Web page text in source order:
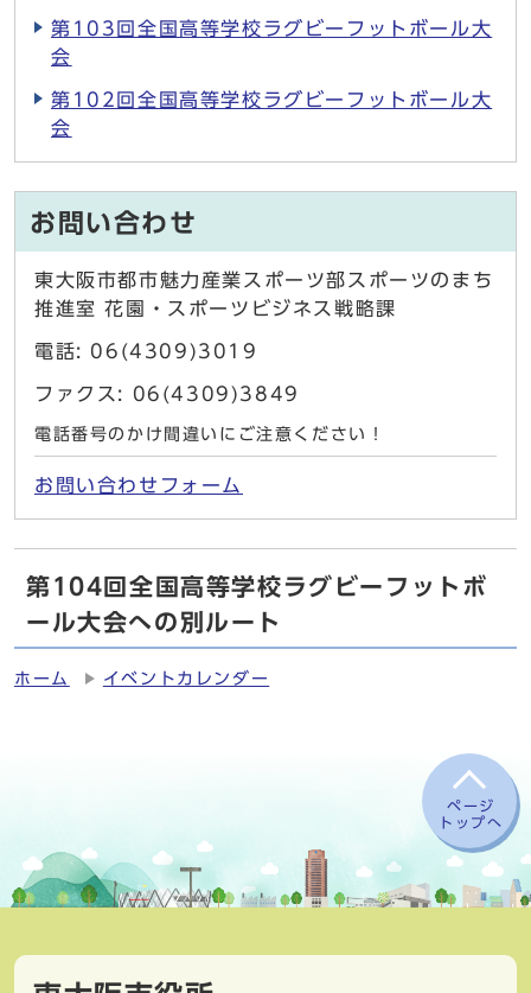
第103回全国高等学校ラグビーフットボール大
会
第102回全国高等学校ラグビーフットボール大
会
お問い合わせ
東大阪市都市魅力産業スポーツ部スポーツのまち
推進室 花園・スポーツビジネス戦略課
電話: 06(4309)3019
ファクス: 06(4309)3849
電話番号のかけ間違いにご注意ください！
お問い合わせフォーム
第104回全国高等学校ラグビーフットボ
ール大会への別ルート
ホーム イベントカレンダー
ページ
トップへ